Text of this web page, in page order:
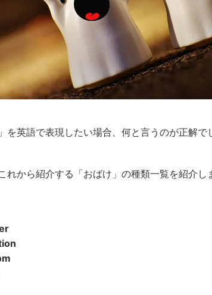
を英語で表現したい場合、何と言うのが正解で
れから紹介する「おばけ」の種類一覧を紹介し